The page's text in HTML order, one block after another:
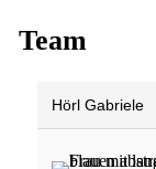
Team
Hörl Gabriele